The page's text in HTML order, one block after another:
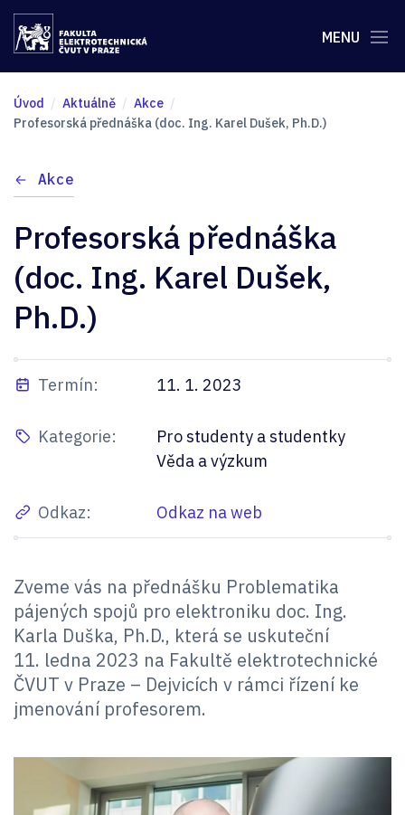
MENU
Úvod Aktuálně
Akce
Profesorská přednáška (doc. Ing. Karel Dušek, Ph.D.)
Akce
Profesorská přednáška
(doc. Ing. Karel Dušek,
Ph.D.)
Termín: 11. 1. 2023
Kategorie:
Pro studenty a studentky
Věda a výzkum
Odkaz: Odkaz na web
Zveme vás na přednášku Problematika
pájených spojů pro elektroniku doc. Ing.
Karla Duška, Ph.D., která se uskuteční
11. ledna 2023 na Fakultě elektrotechnické
ČVUT v Praze – Dejvicích v rámci řízení ke
jmenování profesorem.